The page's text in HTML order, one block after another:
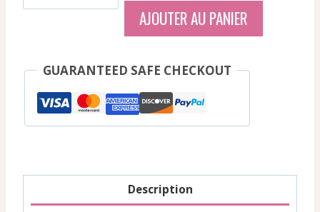
Meursault
Blagny
Monopole
AJOUTER AU PANIER
GUARANTEED SAFE CHECKOUT
Description